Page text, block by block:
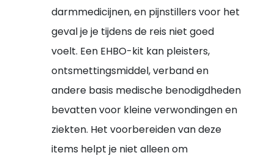
darmmedicijnen, en pijnstillers voor het
geval je je tijdens de reis niet goed
voelt. Een EHBO-kit kan pleisters,
ontsmettingsmiddel, verband en
andere basis medische benodigdheden
bevatten voor kleine verwondingen en
ziekten. Het voorbereiden van deze
items helpt je niet alleen om